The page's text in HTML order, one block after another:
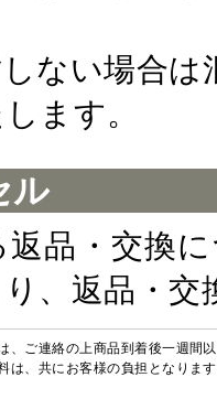
ない場合
ます。
ル
品・交換
、返品・
、ご連絡の上商品到着後一週間
は、共にお客様の負担となりま